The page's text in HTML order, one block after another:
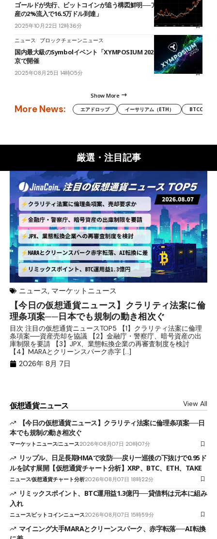
ゴールドが先行、ビットコインが追う構図鮮明──アナリスト「金資
産の2%流入で16.5万ドル到達」
2025年10月22日 12時36分
ニュース ブロックチェーンニュース
国内最大級のSymbolイベント「XYMPOSIUM 2025」、9月19日東
京で開催
2025年08月25日 14時05分
Show More
More News: エアドロップ イーサリアム（ETH） BTCC
厳選・注目記事
ニュース, マーケットニュース
【今日の仮想通貨ニュース】クラリティ法案に倫
理条項案──日本でも規制の動き相次ぐ
目次 注目の仮想通貨ニュースTOP5 【1】クラリティ法案に倫理
条項案──資産売却を協議 【2】金融庁・警察庁、暗号資産の出
庫制限を要請 【3】JPX、業態転換企業の再審査制度を検討
【4】MARAとクリーンスパーク赤字 […]
2026年 8月 7日
仮想通貨ニュース View All
【今日の仮想通貨ニュース】クラリティ法案に倫理条項案──日
本でも規制の動き相次ぐ
マーケットニュースニュース2026年08月07日 20時07分
リップル、日足長期HMAで攻防──戻り一巡後の下抜けで0.95ド
ルを試す展開【仮想通貨チャート分析】XRP、BTC、ETH、TAKE
ニュース仮想通貨チャート分析2026年08月07日 18時22分
リミックスポイント、BTC運用益1.3億円──貸借料は元本に組み
入れ
ニュースビットコインニュース2026年08月07日 15時59分
マイニング大手MARAとクリーンスパーク、赤字転落──AI転換